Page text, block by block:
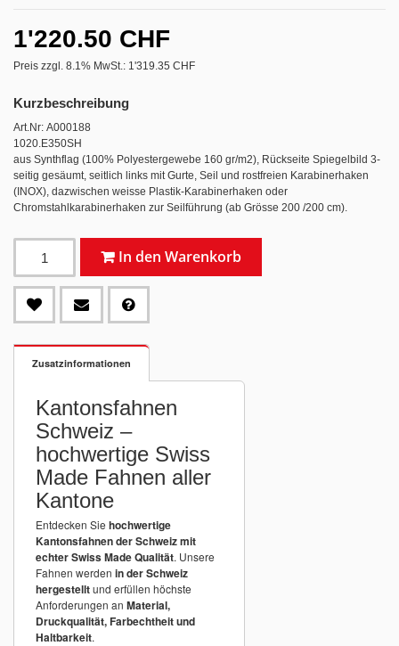
1'220.50 CHF
Preis zzgl. 8.1% MwSt.: 1'319.35 CHF
Kurzbeschreibung
Art.Nr: A000188
1020.E350SH
aus Synthflag (100% Polyestergewebe 160 gr/m2), Rückseite Spiegelbild 3-
seitig gesäumt, seitlich links mit Gurte, Seil und rostfreien Karabinerhaken
(INOX), dazwischen weisse Plastik-Karabinerhaken oder
Chromstahlkarabinerhaken zur Seilführung (ab Grösse 200 /200 cm).
In den Warenkorb
Zusatzinformationen
Kantonsfahnen
Schweiz –
hochwertige Swiss
Made Fahnen aller
Kantone
Entdecken Sie hochwertige
Kantonsfahnen der Schweiz mit
echter Swiss Made Qualität. Unsere
Fahnen werden in der Schweiz
hergestelltund erfüllen höchste
Anforderungen an Material,
Druckqualität, Farbechtheit und
Haltbarkeit.